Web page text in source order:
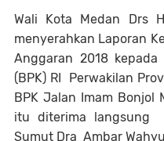
Wali Kota Medan Drs
menyerahkan Laporan
Anggaran 2018 kepada
(BPK) RI Perwakilan
BPK Jalan Imam Bonjol
itu diterima langsung
Sumut Dra Ambar